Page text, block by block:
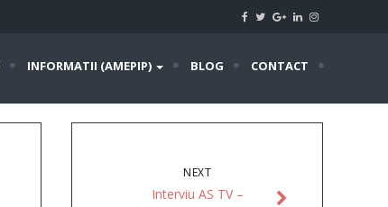
INFORMATII (AMEPIP) BLOG CONTACT
NEXT
Interviu AS TV –